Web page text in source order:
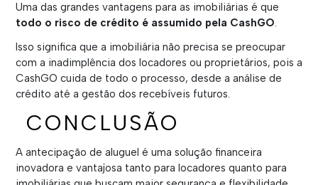
Uma das grandes vantagens para as imobiliárias é que
todo o risco de crédito é assumido pela CashGO.
Isso significa que a imobiliária não precisa se preocupar
com a inadimplência dos locadores ou proprietários, pois a
CashGO cuida de todo o processo, desde a análise de
crédito até a gestão dos recebíveis futuros.
CONCLUSÃO
A antecipação de aluguel é uma solução financeira
inovadora e vantajosa tanto para locadores quanto para